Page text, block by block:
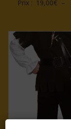
Prix : 19,00€ –